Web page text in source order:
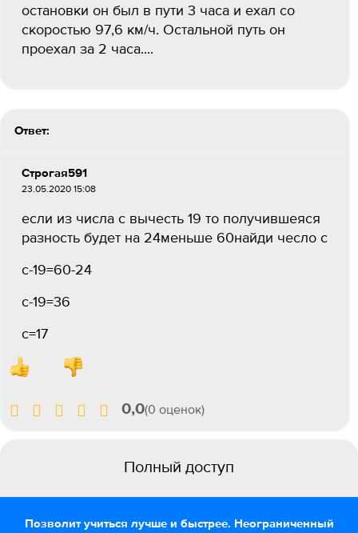
остановки он был в пути 3 часа и ехал со
скоростью 97,6 км/ч. Остальной путь он
проехал за 2 часа....
Ответ:
Строгая591
23.05.2020 15:08
если из числа с вычесть 19 то получившеяся
разность будет на 24меньше 60найди чесло с
с-19=60-24
с-19=36
с=17
0,0(0 оценок)
Полный доступ
Позволит учиться лучше и быстрее. Неограниченный